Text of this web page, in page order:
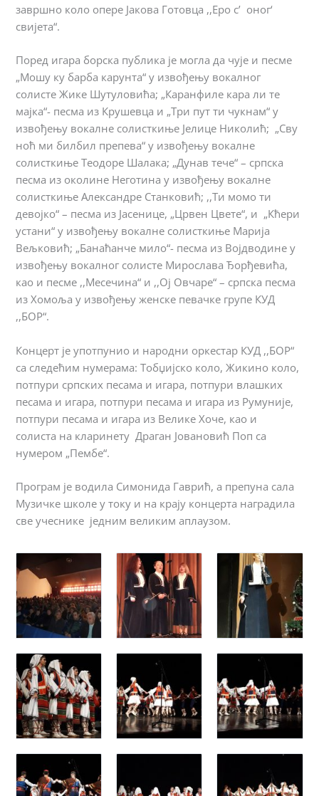
завршно коло опере Јакова Готовца ,,Еро с’ оног‘
свијета“.
Поред игара борска публика је могла да чује и песме
„Мошу ку барба карунта“ у извођењу вокалног
солисте Жике Шутуловића; „Каранфиле кара ли те
мајка“- песма из Крушевца и „Три пут ти чукнам“ у
извођењу вокалне солисткиње Јелице Николић; „Сву
ноћ ми билбил препева“ у извођењу вокалне
солисткиње Теодоре Шалака; „Дунав тече“ – српска
песма из околине Неготина у извођењу вокалне
солисткиње Александре Станковић; ,,Ти момо ти
девојко“ – песма из Јасенице, „Црвен Цвете“, и „Кћери
устани“ у извођењу вокалне солисткиње Марија
Вељковић; „Банаћанче мило“- песма из Војдводине у
извођењу вокалног солисте Мирослава Ђорђевића,
као и песме ,,Месечина“ и ,,Ој Овчаре“ – српска песма
из Хомоља у извођењу женске певачке групе КУД
,,БОР“.
Концерт је употпунио и народни оркестар КУД ,,БОР“
са следећим нумерама: Тобџијско коло, Жикино коло,
потпури српских песама и игара, потпури влашких
песама и игара, потпури песама и игара из Румуније,
потпури песама и игара из Велике Хоче, као и
солиста на кларинету Драган Јовановић Поп са
нумером „Пембе“.
Програм је водила Симонида Гаврић, а препуна сала
Музичке школе у току и на крају концерта наградила
све учеснике једним великим аплаузом.